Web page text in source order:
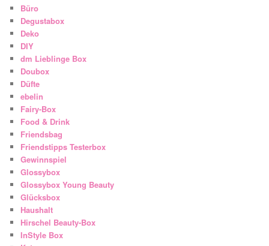
Büro
Degustabox
Deko
DIY
dm Lieblinge Box
Doubox
Düfte
ebelin
Fairy-Box
Food & Drink
Friendsbag
Friendstipps Testerbox
Gewinnspiel
Glossybox
Glossybox Young Beauty
Glücksbox
Haushalt
Hirschel Beauty-Box
InStyle Box